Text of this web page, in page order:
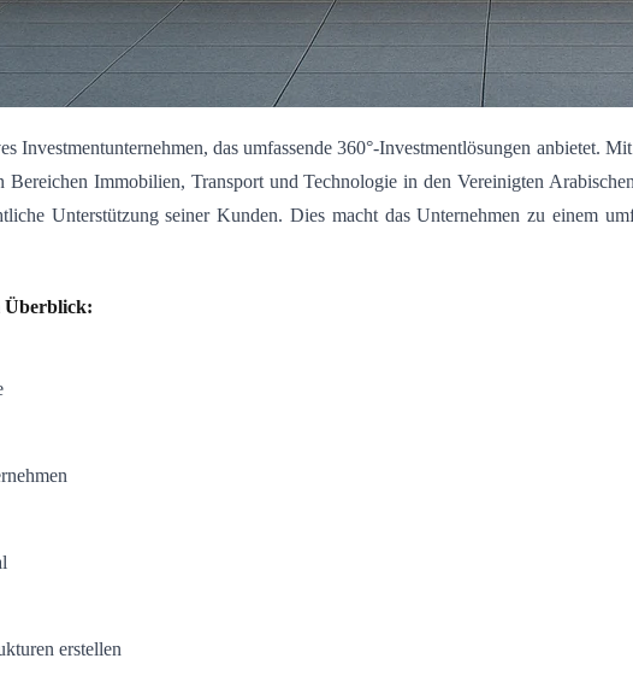
das umfassende 360°-Investmentlösungen anbietet.
Immobilien, Transport und Technologie in den Vereinigten
Unterstützung seiner Kunden. Dies macht das Unternehmen zu einem
Überblick:
erstellen